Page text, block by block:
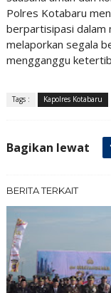
Polres Kotabaru
berpartisipasi dalam
melaporkan segala
mengganggu
Tags : Kapolres Kotabaru
Bagikan lewat
BERITA TERKAIT